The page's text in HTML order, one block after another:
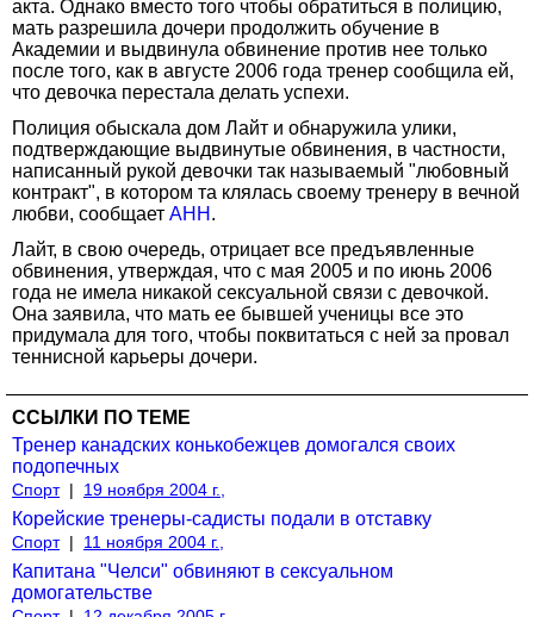
акта. Однако вместо того чтобы обратиться в полицию,
мать разрешила дочери продолжить обучение в
Академии и выдвинула обвинение против нее только
после того, как в августе 2006 года тренер сообщила ей,
что девочка перестала делать успехи.
Полиция обыскала дом Лайт и обнаружила улики,
подтверждающие выдвинутые обвинения, в частности,
написанный рукой девочки так называемый "любовный
контракт", в котором та клялась своему тренеру в вечной
любви, сообщает АНН .
Лайт, в свою очередь, отрицает все предъявленные
обвинения, утверждая, что с мая 2005 и по июнь 2006
года не имела никакой сексуальной связи с девочкой.
Она заявила, что мать ее бывшей ученицы все это
придумала для того, чтобы поквитаться с ней за провал
теннисной карьеры дочери.
ССЫЛКИ ПО ТЕМЕ
Тренер канадских конькобежцев домогался своих
подопечных
Спорт | 19 ноября 2004 г.,
Корейские тренеры-садисты подали в отставку
Спорт | 11 ноября 2004 г.,
Капитана "Челси" обвиняют в сексуальном
домогательстве